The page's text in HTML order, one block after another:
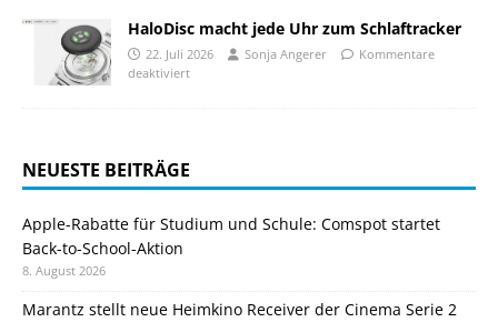
HaloDisc macht jede Uhr zum Schlaftracker
22. Juli 2026 Sonja Angerer
Kommentare
deaktiviert
NEUESTE BEITRÄGE
Apple-Rabatte für Studium und Schule: Comspot startet
Back-to-School-Aktion
8. August 2026
Marantz stellt neue Heimkino Receiver der Cinema Serie 2